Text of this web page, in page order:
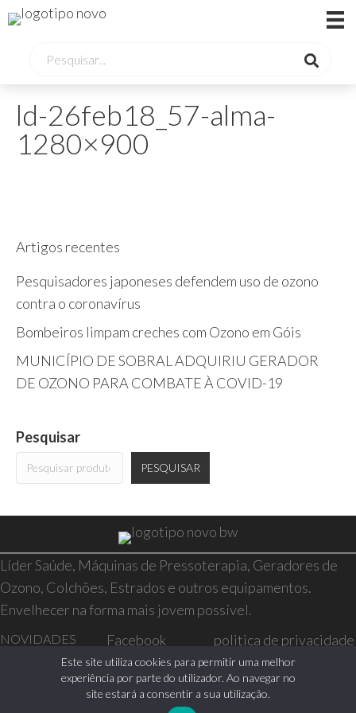
ld-26feb18_57-alma-
1280×900
Artigos recentes
Pesquisadores japoneses defendem uso de ozono
contra o coronavírus
Bombeiros limpam creches com Ozono em Góis
MUNICÍPIO DE SOBRAL ADQUIRIU GERADOR
DE OZONO PARA COMBATE À COVID-19
Pesquisar
PESQUISAR
Líder Saúde, Máquinas de Pressoterapia, Geradores de
Ozono, Colchões, Estrados e outros equipamentos.
Envelhecer na forma mais jovem possível.
NOVIDADES
SAÚDE E BEM-
Facebook
Instagram
politica de privacidade
resolução de conflitos
livro de reclamações
Este site utiliza cookies para permitir uma melhor
experiência por parte do utilizador. Ao navegar no
site estará a consentir a sua utilização.